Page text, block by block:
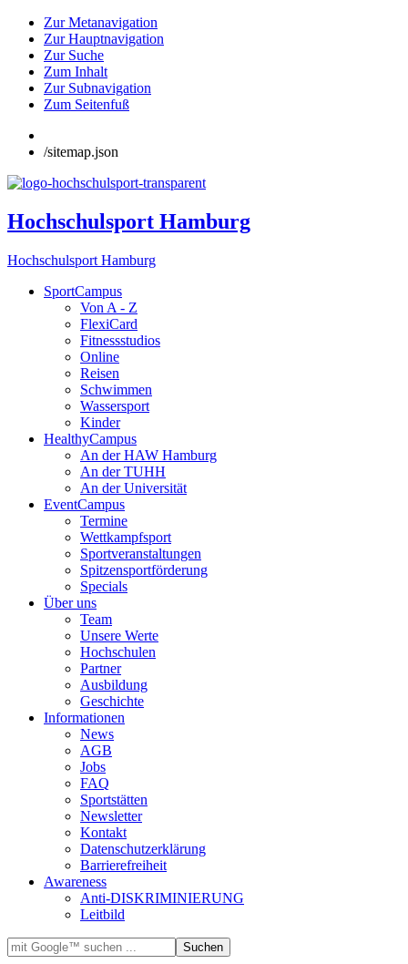
Zur Metanavigation
Zur Hauptnavigation
Zur Suche
Zum Inhalt
Zur Subnavigation
Zum Seitenfuß
/sitemap.json
Hochschulsport Hamburg
Hochschulsport Hamburg
SportCampus
Von A - Z
FlexiCard
Fitnessstudios
Online
Reisen
Schwimmen
Wassersport
Kinder
HealthyCampus
An der HAW Hamburg
An der TUHH
An der Universität
EventCampus
Termine
Wettkampfsport
Sportveranstaltungen
Spitzensportförderung
Specials
Über uns
Team
Unsere Werte
Hochschulen
Partner
Ausbildung
Geschichte
Informationen
News
AGB
Jobs
FAQ
Sportstätten
Newsletter
Kontakt
Datenschutzerklärung
Barrierefreiheit
Awareness
Anti-DISKRIMINIERUNG
Leitbild